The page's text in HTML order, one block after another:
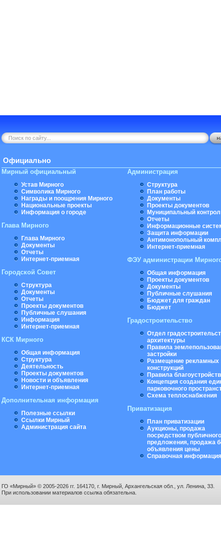
Официально
Мирный официальный
Устав Мирного
Символика Мирного
Награды и поощрения Мирного
Национальные проекты
Информация о городе
Глава Мирного
Глава Мирного
Документы
Отчеты
Интернет-приемная
Городской Совет
Структура
Документы
Отчеты
Проекты документов
Публичные слушания
Информация
Интернет-приемная
КСК Мирного
Общая информация
Структура
Деятельность
Проекты документов
Новости и объявления
Интернет-приемная
Дополнительная информация
Полезные ссылки
Ссылки Мирный
Администрация сайта
Администрация
Структура
План работы
Документы
Проекты документов
Муниципальный
Отчеты
Информационные
Защита информации
Антимонопольный
Интернет-приемная
ФЭУ администрации
Общая информация
Проекты документов
Документы
Публичные слушания
Бюджет для граждан
Бюджет
Градостроительство
Отдел
архитектуры
Правила
застройки
Размещение рекламных
конструкций
Правила
Концепция создания
парковочного
Схема теплоснабжения
Приватизация
План приватизации
Аукционы, продажа
посредством публичного
предложения, продажа
объявления цены
Справочная информация
ГО «Мирный» © 2005-2026 гг. 164170, г. Мирный, Архангельская обл., ул. Ленина, 33.
При использовании материалов ссылка обязательна.